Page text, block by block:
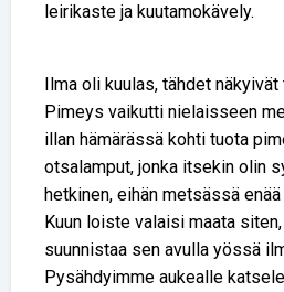
leirikaste ja kuutamokävely.
Ilma oli kuulas, tähdet näkyivät
Pimeys vaikutti nielaisseen
illan hämärässä kohti tuota
otsalamput, jonka itsekin olin
hetkinen, eihän metsässä
Kuun loiste valaisi maata
suunnistaa sen avulla yössä
Pysähdyimme aukealle